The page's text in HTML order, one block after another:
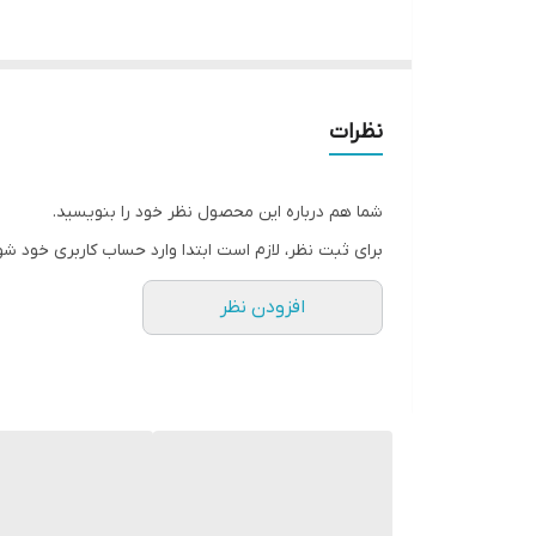
نظرات
شما هم درباره این محصول نظر خود را بنویسید.
برای ثبت نظر، لازم است ابتدا وارد حساب کاربری خود
افزودن نظر